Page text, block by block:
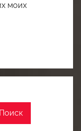
моих
Поиск